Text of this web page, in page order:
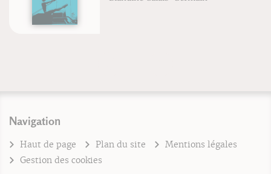
Navigation
Haut de page Plan du site
Mentions légales
Gestion des cookies